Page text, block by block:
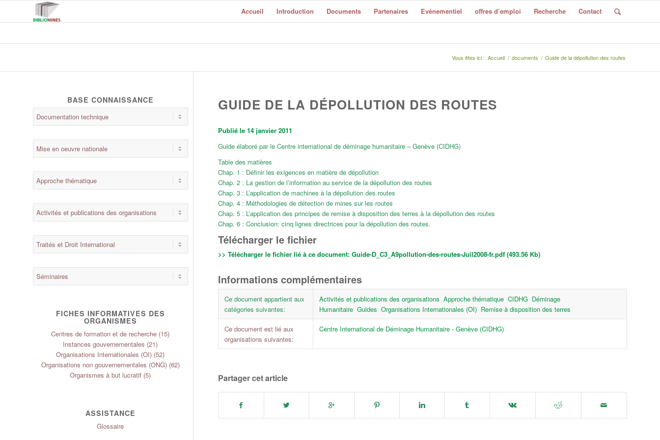
Accueil Introduction Documents Partenaires Evénementiel offres d’emploi Recherche Contact
Vous êtes ici : Accueil / documents / Guide de la dépollution des routes
GUIDE DE LA DÉPOLLUTION DES ROUTES
Publié le 14 janvier 2011
Guide élaboré par le Centre international de déminage humanitaire – Genève (CIDHG)
Table des matières
Chap. 1 : Définir les exigences en matière de dépollution
Chap. 2 : La gestion de l’information au service de la dépollution des routes
Chap. 3 : L’application de machines à la dépollution des routes
Chap. 4 : Méthodologies de détection de mines sur les routes
Chap. 5 : L’application des principes de remise à disposition des terres à la dépollution des routes
Chap. 6 : Conclusion: cinq lignes directrices pour la dépollution des routes.
Télécharger le fichier
>> Télécharger le fichier lié à ce document: Guide-D_C3_A9pollution-des-routes-Juil2008-fr.pdf (493.56 Kb)
Informations complémentaires
Ce document appartient aux
catégories suivantes:
Activités et publications des organisations Approche thématique CIDHG Déminage
Humanitaire Guides Organisations Internationales (OI) Remise à disposition des terres
Ce document est lié aux
organisations suivantes:
Centre International de Déminage Humanitaire - Genève (CIDHG)
Partager cet article
BASE CONNAISSANCE
FICHES INFORMATIVES DES
ORGANISMES
Centres de formation et de recherche (15)
Instances gouvernementales (21)
Organisations Internationales (OI) (52)
Organisations non gouvernementales (ONG)(62)
Organismes à but lucratif (5)
ASSISTANCE
Glossaire